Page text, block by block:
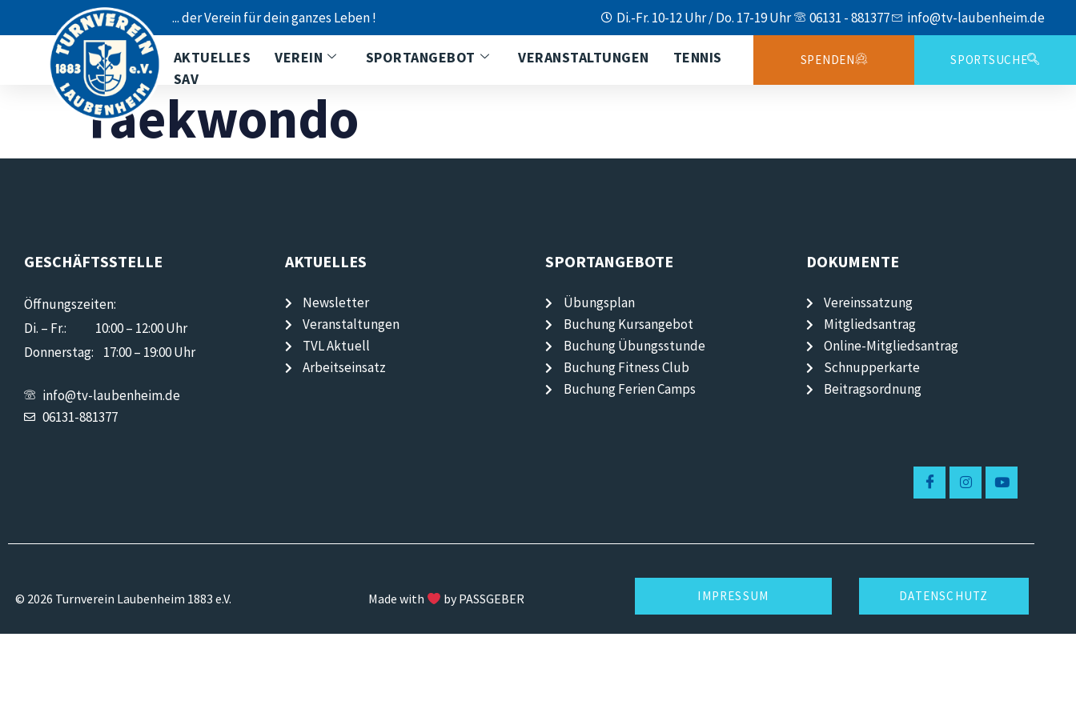
... der Verein für dein ganzes Leben ! Di.-Fr. 10-12 Uhr / Do. 17-19 Uhr 06131 - 881377 info@tv-laubenheim.de
AKTUELLES VEREIN SPORTANGEBOT VERANSTALTUNGEN
TENNIS
SAV
SPENDEN SPORTSUCHE
Taekwondo
GESCHÄFTSSTELLE
Öffnungszeiten:
Di. – Fr.: 10:00 – 12:00 Uhr
Donnerstag: 17:00 – 19:00 Uhr
info@tv-laubenheim.de
06131-881377
AKTUELLES
Newsletter
Veranstaltungen
TVL Aktuell
Arbeitseinsatz
SPORTANGEBOTE
Übungsplan
Buchung Kursangebot
Buchung Übungsstunde
Buchung Fitness Club
Buchung Ferien Camps
DOKUMENTE
Vereinssatzung
Mitgliedsantrag
Online-Mitgliedsantrag
Schnupperkarte
Beitragsordnung
© 2026 Turnverein Laubenheim 1883 e.V. Made with by PASSGEBER IMPRESSUM DATENSCHUTZ